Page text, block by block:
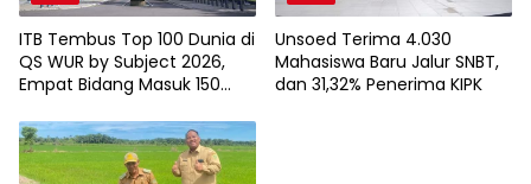
ITB Tembus Top 100 Dunia di
QS WUR by Subject 2026,
Empat Bidang Masuk 150
Unsoed Terima 4.030
Mahasiswa Baru Jalur SNBT,
dan 31,32% Penerima KIPK